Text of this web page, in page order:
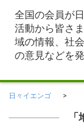
全国の会員が
活動から皆さ
域の情報、社
の意見などを
日々イエンゴ